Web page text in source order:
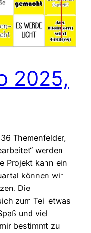
2025,
Themenfelder,
werden
Projekt kann ein
können wir
Die
zum Teil etwas
und viel
bestimmt zu